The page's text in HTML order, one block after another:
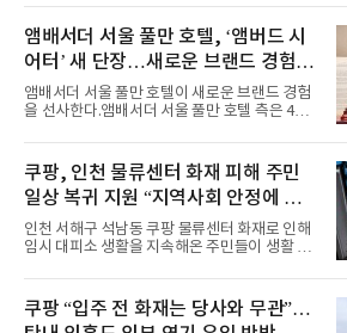
즈’를 선보인다.앰배서더 서울 풀만 호텔 측은
“요일마다 다른 즐거움과 한층 깊어진 미식의 여
유를 경험할 수 있도록 기획했다”고 밝혔다.먼저
월요일과 화요일에는 한 주의 문을 여는 여유로
운 식사를 테마로 다양한 혜택이 마련된다. 런치
이용 시 성인 5인 이상 사전 예약 고객에게 성인
1인 무료 혜택을 제공하며, 디너 이용 시에는 성
유료 회원 고객을 대상으로 5% 추가 할인 또는
바우처 1매 추가
앰배서더 서울 풀만 호텔, ‘앰버드 시
어터’ 새 단장…새로운 브랜드 경험 선
사
앰배서더 서울 풀만 호텔이 새로운 브랜드 경험
을 선사한다.앰배서더 서울 풀만 호텔 측은 4일
이야기를 담은 인형 극장 콘셉트의 공간 ‘앰버드
시어터(Ambird Theater)’를 새롭게 선보인
다”고 밝혔다.앰배서더 서울 풀만 호텔은 로비
한편에 마련된 앰버드 존을 통해 앰버드의 세계
관을 소개해왔다. 앰버드 존은 앰버드가 우주여
행 중 수집한 다양한 굿즈를 전시한 '앰버드 플래
닛(Ambird Planet)과 계절별 플라워 연출로 사
라 극장을 모티브로 한 데코레이션으로 구성됐
다. 무대 공간 및 티켓 박스
쿠팡, 인천 물류센터 화재 피해 주민
일상 복귀 지원 “지역사회 안정에 총
력”
인천 서해구 석남동 쿠팡 물류센터 화재로 인해
임시 대피소 생활을 지속해온 주민들이 생활 터
필먼트서비스(CFS)가 지난 28일부터 화재 피해
주민을 대상으로 전문 출장 청소서비스 지원에
나섬으로써 본격적인 지역사회 복구 작업이 시
쿠팡 “입주 전 화재는 당사와 무관”…